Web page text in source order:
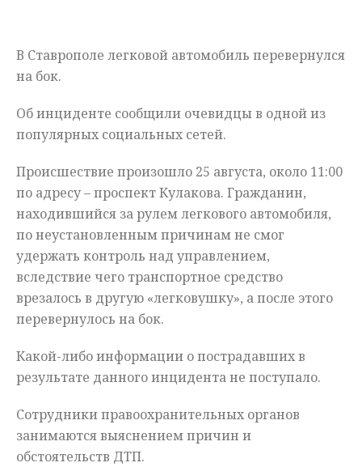
Происшествия
В Ставрополе легковой автомобиль перевернулся
на бок.
Об инциденте сообщили очевидцы в одной из
популярных социальных сетей.
Происшествие произошло 25 августа, около 11:00
по адресу – проспект Кулакова. Гражданин,
находившийся за рулем легкового автомобиля,
по неустановленным причинам не смог
удержать контроль над управлением,
вследствие чего транспортное средство
врезалось в другую «легковушку», а после этого
перевернулось на бок.
Какой-либо информации о пострадавших в
результате данного инцидента не поступало.
Сотрудники правоохранительных органов
занимаются выяснением причин и
обстоятельств ДТП.